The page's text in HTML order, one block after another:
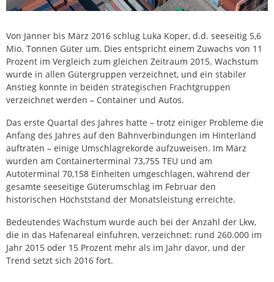
Von Jänner bis März 2016 schlug Luka Koper, d.d. seeseitig 5,6
Mio. Tonnen Güter um. Dies entspricht einem Zuwachs von 11
Prozent im Vergleich zum gleichen Zeitraum 2015. Wachstum
wurde in allen Gütergruppen verzeichnet, und ein stabiler
Anstieg konnte in beiden strategischen Frachtgruppen
verzeichnet werden – Container und Autos.
Das erste Quartal des Jahres hatte – trotz einiger Probleme die
Anfang des Jahres auf den Bahnverbindungen im Hinterland
auftraten – einige Umschlagrekorde aufzuweisen. Im März
wurden am Containerterminal 73,755 TEU und am
Autoterminal 70,158 Einheiten umgeschlagen, während der
gesamte seeseitige Güterumschlag im Februar den
historischen Höchststand der Monatsleistung erreichte.
Bedeutendes Wachstum wurde auch bei der Anzahl der Lkw,
die in das Hafenareal einfuhren, verzeichnet: rund 260.000 im
Jahr 2015 oder 15 Prozent mehr als im Jahr davor, und der
Trend setzt sich 2016 fort.